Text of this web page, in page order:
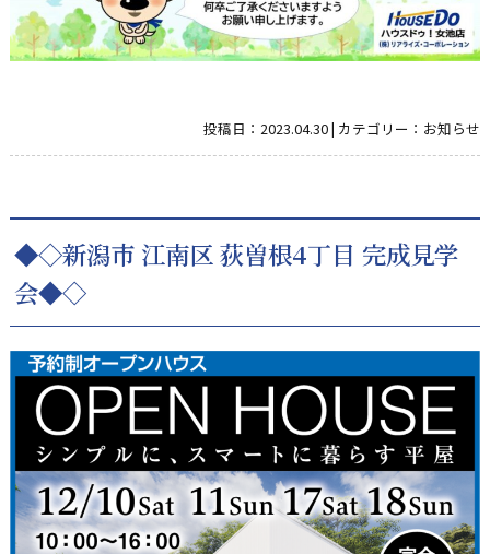
投稿日：2023.04.30| カテゴリー： お知らせ
◆◇新潟市 江南区 荻曽根4丁目 完成見学
会◆◇